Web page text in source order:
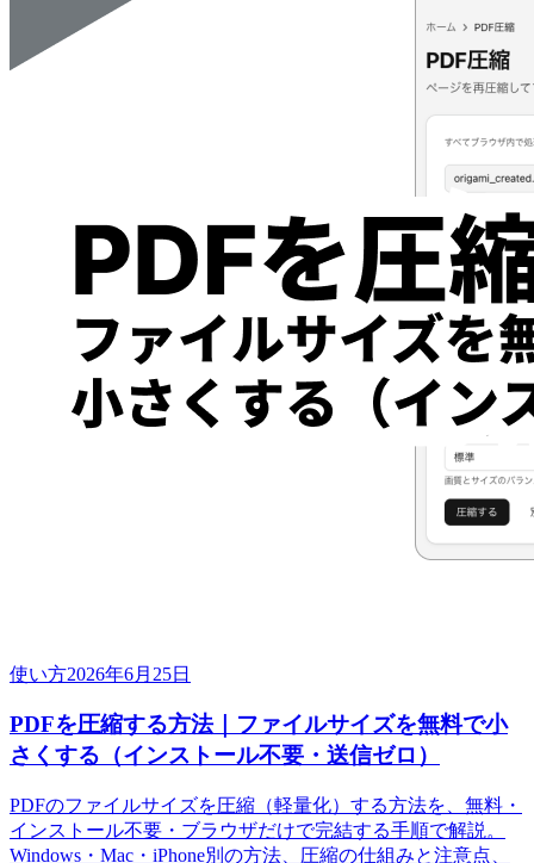
使い方2026年6月25日
PDFを圧縮する方法｜ファイルサイズを無料で小
さくする（インストール不要・送信ゼロ）
PDFのファイルサイズを圧縮（軽量化）する方法を、無料・
インストール不要・ブラウザだけで完結する手順で解説。
Windows・Mac・iPhone別の方法、圧縮の仕組みと注意点、